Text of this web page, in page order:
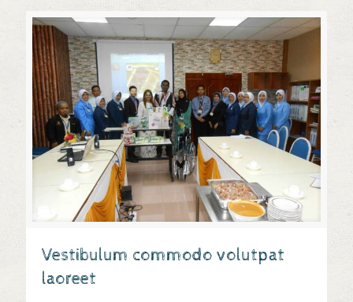
Vestibulum commodo volutpat
laoreet